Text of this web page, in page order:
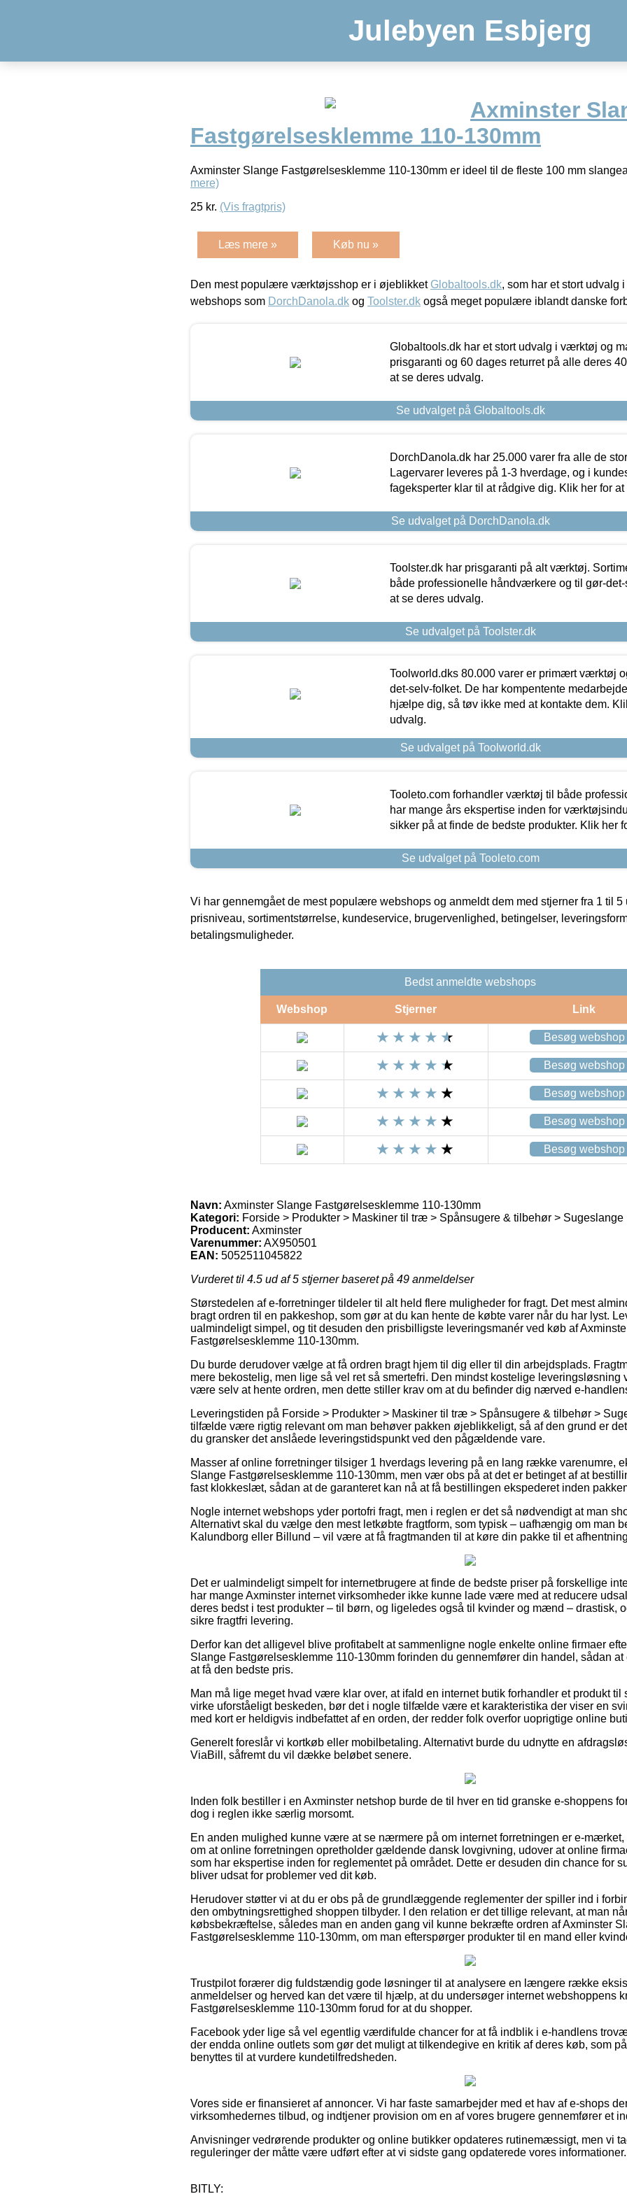
Julebyen Esbjerg
Axminster
Fastgørelsesklemme 110-130mm
Axminster Slange Fastgørelsesklemme 110-130mm er ideel til de fleste 100 mm
mere)
25 kr. (Vis fragtpris)
Læs mere » Køb nu »
Den mest populære værktøjsshop er i øjeblikket Globaltools.dk, som har et stort udvalg
webshops som DorchDanola.dk og Toolster.dk også meget populære iblandt danske
Globaltools.dk har et stort udvalg i værktøj og
prisgaranti og 60 dages returret på alle deres
at se deres udvalg.
Se udvalget på Globaltools.dk
DorchDanola.dk har 25.000 varer fra alle de
Lagervarer leveres på 1-3 hverdage, og i
fageksperter klar til at rådgive dig. Klik her for
Se udvalget på DorchDanola.dk
Toolster.dk har prisgaranti på alt værktøj.
både professionelle håndværkere og til gør-
at se deres udvalg.
Se udvalget på Toolster.dk
Toolworld.dks 80.000 varer er primært værktøj
det-selv-folket. De har kompentente
hjælpe dig, så tøv ikke med at kontakte dem.
udvalg.
Se udvalget på Toolworld.dk
Tooleto.com forhandler værktøj til både
har mange års ekspertise inden for
sikker på at finde de bedste produkter. Klik her
Se udvalget på Tooleto.com
Vi har gennemgået de mest populære webshops og anmeldt dem med stjerner fra 1 til 5
prisniveau, sortimentstørrelse, kundeservice, brugervenlighed, betingelser,
betalingsmuligheder.
Bedst anmeldte webshops
Webshop Stjerner Link
Besøg webshop
Besøg webshop
Besøg webshop
Besøg webshop
Besøg webshop
Navn: Axminster Slange Fastgørelsesklemme 110-130mm
Kategori: Forside > Produkter > Maskiner til træ > Spånsugere & tilbehør > Sugeslange
Producent: Axminster
Varenummer: AX950501
EAN: 5052511045822
Vurderet til 4.5 ud af 5 stjerner baseret på 49 anmeldelser
Størstedelen af e-forretninger tildeler til alt held flere muligheder for fragt. Det mest
bragt ordren til en pakkeshop, som gør at du kan hente de købte varer når du har lyst.
ualmindeligt simpel, og tit desuden den prisbilligste leveringsmanér ved køb af
Fastgørelsesklemme 110-130mm.
Du burde derudover vælge at få ordren bragt hjem til dig eller til din arbejdsplads.
mere bekostelig, men lige så vel ret så smertefri. Den mindst kostelige
være selv at hente ordren, men dette stiller krav om at du befinder dig nærved e-
Leveringstiden på Forside > Produkter > Maskiner til træ > Spånsugere & tilbehør >
tilfælde være rigtig relevant om man behøver pakken øjeblikkeligt, så af den grund er
du gransker det anslåede leveringstidspunkt ved den pågældende vare.
Masser af online forretninger tilsiger 1 hverdags levering på en lang række varenumre,
Slange Fastgørelsesklemme 110-130mm, men vær obs på at det er betinget af at
fast klokkeslæt, sådan at de garanteret kan nå at få bestillingen ekspederet inden
Nogle internet webshops yder portofri fragt, men i reglen er det så nødvendigt at man
Alternativt skal du vælge den mest letkøbte fragtform, som typisk – uafhængig om man
Kalundborg eller Billund – vil være at få fragtmanden til at køre din pakke til et
Det er ualmindeligt simpelt for internetbrugere at finde de bedste priser på forskellige
har mange Axminster internet virksomheder ikke kunne lade være med at reducere
deres bedst i test produkter – til børn, og ligeledes også til kvinder og mænd – drastisk,
sikre fragtfri levering.
Derfor kan det alligevel blive profitabelt at sammenligne nogle enkelte online firmaer
Slange Fastgørelsesklemme 110-130mm forinden du gennemfører din handel, sådan
at få den bedste pris.
Man må lige meget hvad være klar over, at ifald en internet butik forhandler et produkt til
virke uforståeligt beskeden, bør det i nogle tilfælde være et karakteristika der viser en
med kort er heldigvis indbefattet af en orden, der redder folk overfor uoprigtige online
Generelt foreslår vi kortkøb eller mobilbetaling. Alternativt burde du udnytte en
ViaBill, såfremt du vil dække beløbet senere.
Inden folk bestiller i en Axminster netshop burde de til hver en tid granske e-shoppens
dog i reglen ikke særlig morsomt.
En anden mulighed kunne være at se nærmere på om internet forretningen er e-
om at online forretningen opretholder gældende dansk lovgivning, udover at online
som har ekspertise inden for reglementet på området. Dette er desuden din chance for
bliver udsat for problemer ved dit køb.
Herudover støtter vi at du er obs på de grundlæggende reglementer der spiller ind i
den ombytningsrettighed shoppen tilbyder. I den relation er det tillige relevant, at man
købsbekræftelse, således man en anden gang vil kunne bekræfte ordren af Axminster
Fastgørelsesklemme 110-130mm, om man efterspørger produkter til en mand eller
Trustpilot forærer dig fuldstændig gode løsninger til at analysere en længere række
anmeldelser og herved kan det være til hjælp, at du undersøger internet webshoppens
Fastgørelsesklemme 110-130mm forud for at du shopper.
Facebook yder lige så vel egentlig værdifulde chancer for at få indblik i e-handlens
der endda online outlets som gør det muligt at tilkendegive en kritik af deres køb, som
benyttes til at vurdere kundetilfredsheden.
Vores side er finansieret af annoncer. Vi har faste samarbejder med et hav af e-shops
virksomhedernes tilbud, og indtjener provision om en af vores brugere gennemfører et
Anvisninger vedrørende produkter og online butikker opdateres rutinemæssigt, men vi
reguleringer der måtte være udført efter at vi sidste gang opdaterede vores informationer.
BITLY: